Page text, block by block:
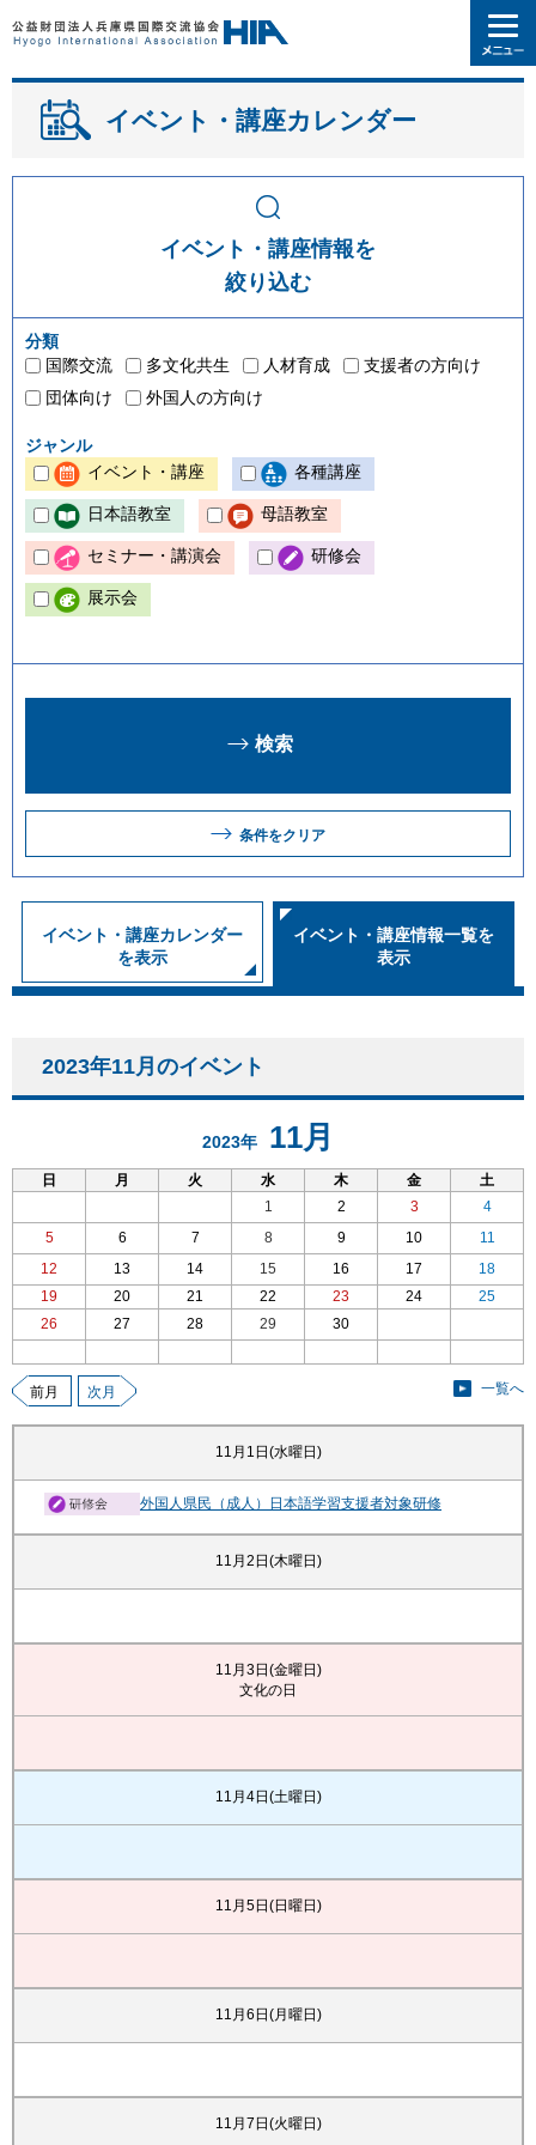
イベント・講座カレンダー
イベント・講座情報を
絞り込む
分類
国際交流
多文化共生 人材育成
支援者の方向け
団体向け
外国人の方向け
ジャンル
イベント・講座
各種講座
日本語教室 母語教室
セミナー・講演会 研修会
展示会
条件をクリア
イベント・講座カレンダー
を表示
イベント・講座情報一覧を
表示
2023年11月のイベント
2023年 11月
日 月 火 水 木 金
土
1
2 3
4
5
6 7 8 9 10
11
12
13 14 15 16 17
18
19
20 21 22 23 24
25
26
27 28 29 30
前月 一覧へ
次月
11月1日(水曜日)
外国人県民（成人）日本語学習支援者対象研修
11月2日(木曜日)
11月3日(金曜日)
文化の日
11月4日(土曜日)
11月5日(日曜日)
11月6日(月曜日)
11月7日(火曜日)